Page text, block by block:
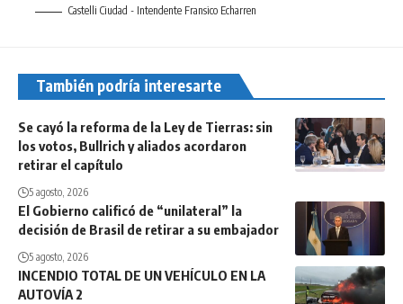
Castelli Ciudad - Intendente Fransico Echarren
También podría interesarte
Se cayó la reforma de la Ley de Tierras: sin
los votos, Bullrich y aliados acordaron
retirar el capítulo
5 agosto, 2026
El Gobierno calificó de “unilateral” la
decisión de Brasil de retirar a su embajador
5 agosto, 2026
INCENDIO TOTAL DE UN VEHÍCULO EN LA
AUTOVÍA 2